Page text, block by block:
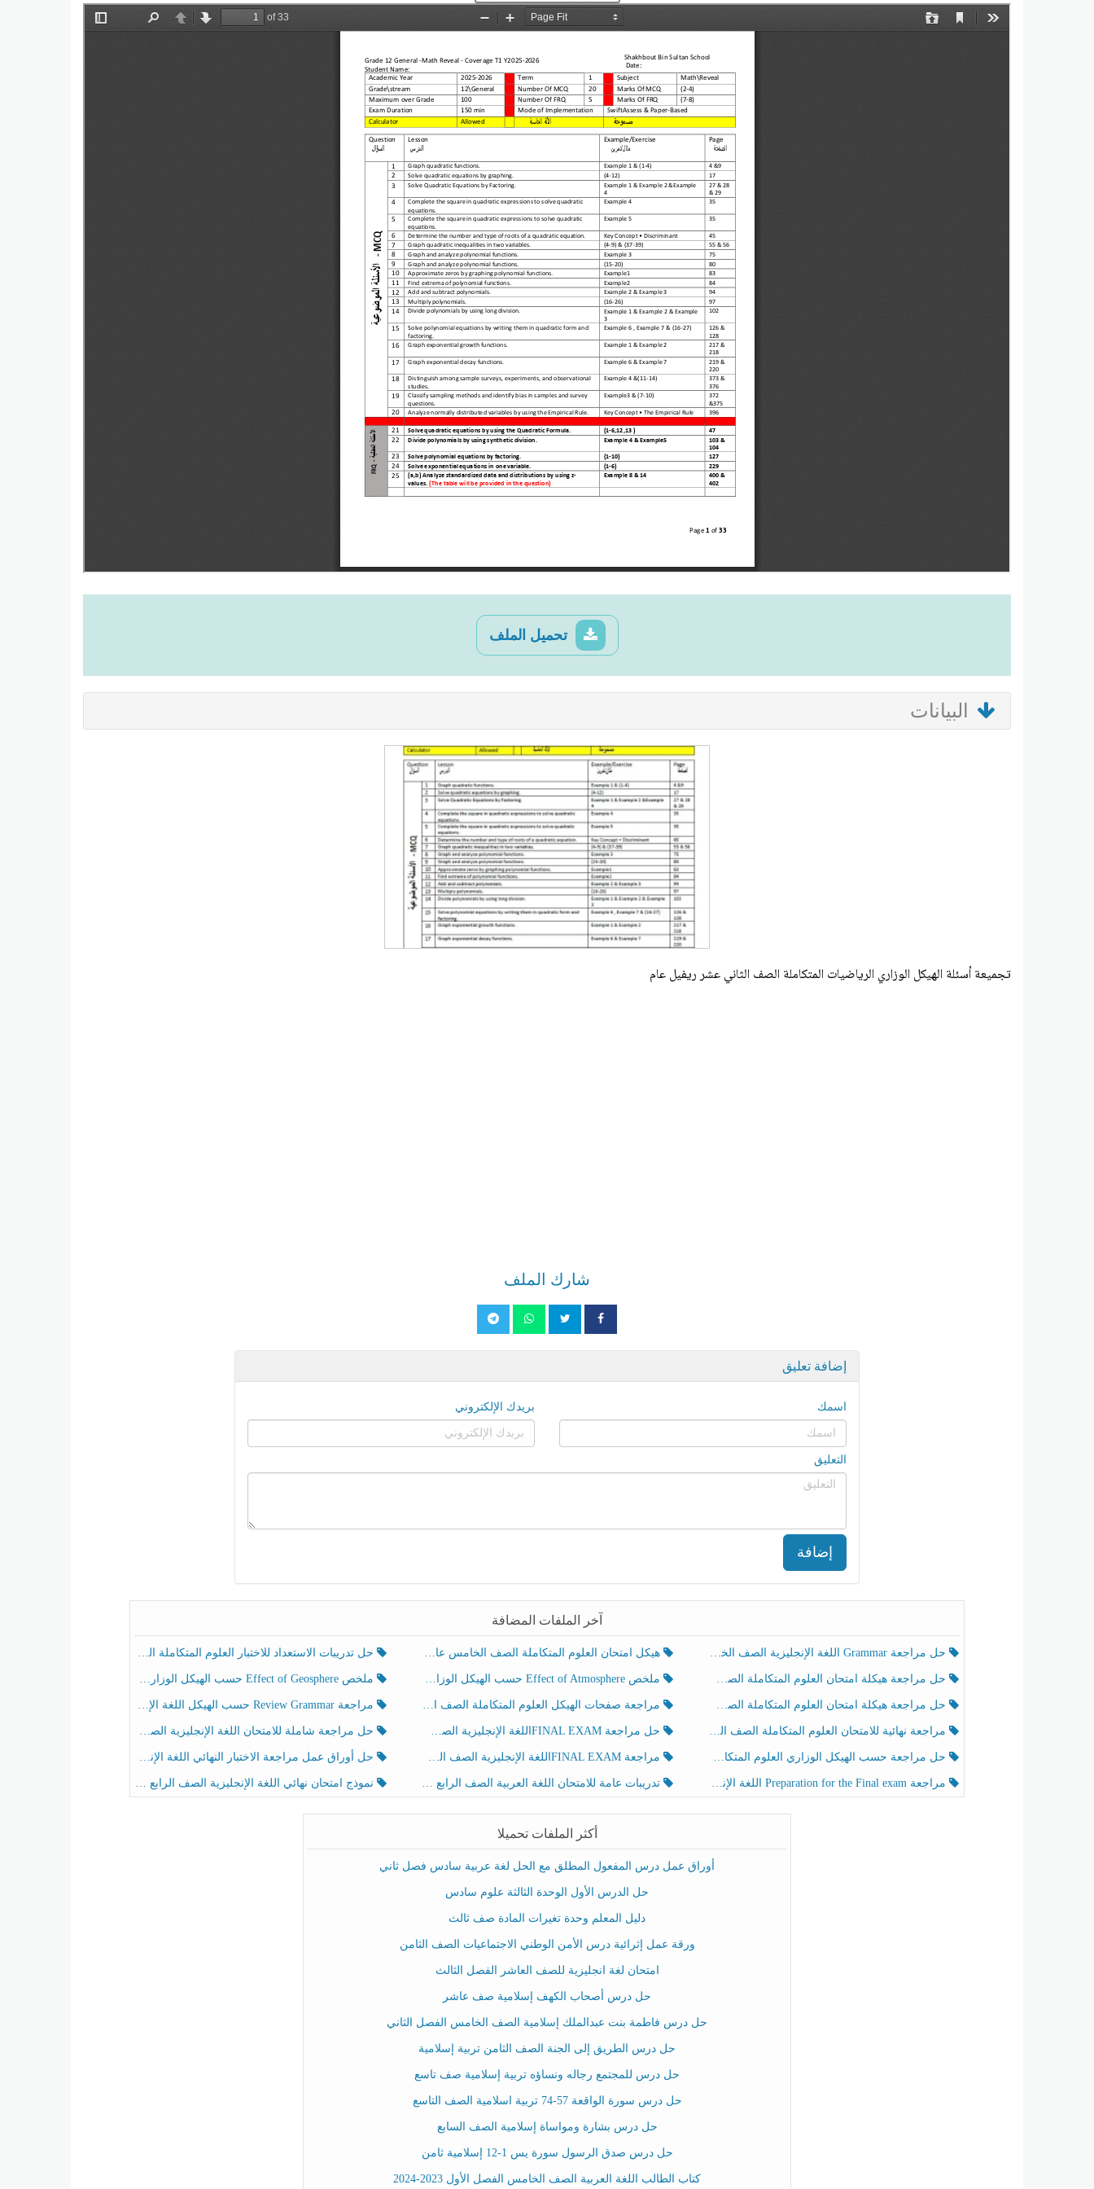
تحميل الملف
البيانات
تجميعة أسئلة الهيكل الوزاري الرياضيات المتكاملة الصف الثاني عشر ريفيل عام
شارك الملف
إضافة تعليق
اسمك بريدك الإلكتروني
التعليق
إضافة
آخر الملفات المضافة
حل مراجعة Grammar اللغة الإنجليزية الصف الخامس الفصل الثالث هيكل امتحان العلوم المتكاملة الصف الخامس عام الفصل الدراسي الثالث 2025-2026 حل تدريبات الاستعداد للاختبار العلوم المتكاملة الصف الخامس عام الفصل الثالث
حل مراجعة هيكلة امتحان العلوم المتكاملة الصف الخامس انسبير الفصل الثالث ملخص Effect of Atmosphere حسب الهيكل الوزاري العلوم المتكاملة الصف الخامس انسبير الفصل الثالث ملخص Effect of Geosphere حسب الهيكل الوزاري العلوم المتكاملة الصف الخامس انسبير الفصل الثالث
حل مراجعة هيكلة امتحان العلوم المتكاملة الصف الخامس عام الفصل الثالث مراجعة صفحات الهيكل العلوم المتكاملة الصف الخامس انسبير الفصل الثالث مراجعة Review Grammar حسب الهيكل اللغة الإنجليزية الصف الخامس الفصل الثالث
مراجعة نهائية للامتحان العلوم المتكاملة الصف الخامس انسبير الفصل الثالث حل مراجعة FINAL EXAMاللغة الإنجليزية الصف الخامس الفصل الثالث حل مراجعة شاملة للامتحان اللغة الإنجليزية الصف الخامس الفصل الثالث
حل مراجعة حسب الهيكل الوزاري العلوم المتكاملة الصف الخامس عام الفصل الثالث مراجعة FINAL EXAMاللغة الإنجليزية الصف الخامس الفصل الثالث حل أوراق عمل مراجعة الاختبار النهائي اللغة الإنجليزية الصف الرابع الفصل الثالث
مراجعة Preparation for the Final exam اللغة الإنجليزية الصف الرابع الفصل الثالث تدريبات عامة للامتحان اللغة العربية الصف الرابع الفصل الثالث نموذج امتحان نهائي اللغة الإنجليزية الصف الرابع الفصل الثالث
أكثر الملفات تحميلا
أوراق عمل درس المفعول المطلق مع الحل لغة عربية سادس فصل ثاني
حل الدرس الأول الوحدة الثالثة علوم سادس
دليل المعلم وحدة تغيرات المادة صف ثالث
ورقة عمل إثرائية درس الأمن الوطني الاجتماعيات الصف الثامن
امتحان لغة انجليزية للصف العاشر الفصل الثالث
حل درس أصحاب الكهف إسلامية صف عاشر
حل درس فاطمة بنت عبدالملك إسلامية الصف الخامس الفصل الثاني
حل درس الطريق إلى الجنة الصف الثامن تربية إسلامية
حل درس للمجتمع رجاله ونساؤه تربية إسلامية صف تاسع
حل درس سورة الواقعة 57-74 تربية اسلامية الصف التاسع
حل درس بشارة ومواساة إسلامية الصف السابع
حل درس صدق الرسول سورة يس 1-12 إسلامية ثامن
كتاب الطالب اللغة العربية الصف الخامس الفصل الأول 2023-2024